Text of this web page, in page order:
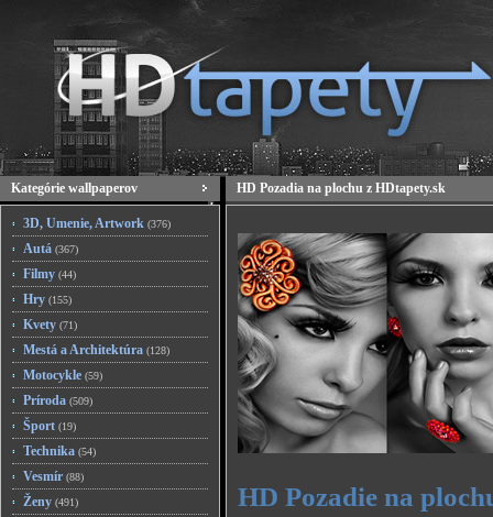
Kategórie wallpaperov
3D, Umenie, Artwork (376)
Autá (367)
Filmy (44)
Hry (155)
Kvety (71)
Mestá a Architektúra (128)
Motocykle (59)
Príroda (509)
Šport (19)
Technika (54)
Vesmír (88)
Ženy (491)
HD Pozadia na plochu z HDtapety.sk
HD Pozadie na